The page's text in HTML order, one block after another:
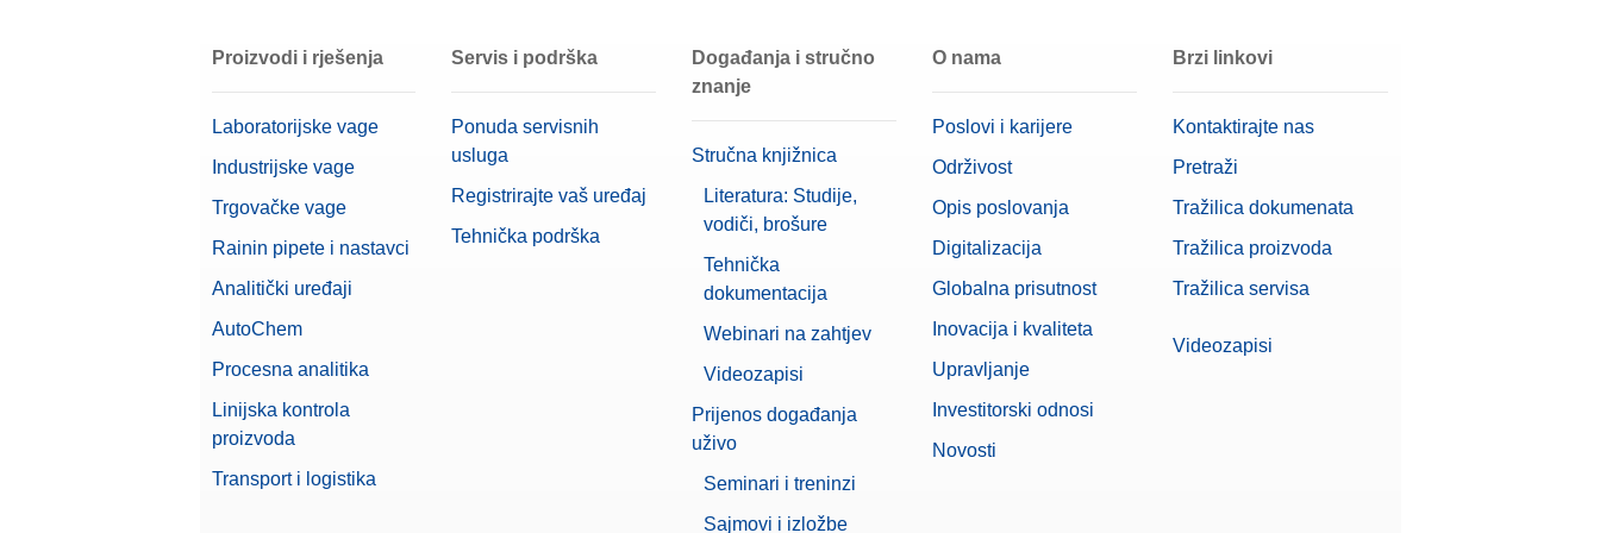
Dimenzije mjerne plohe (ŠxD) 203 mm x 170 mm
Vrsta vage Tehnička vaga
Veličina Terminala 7 inča
Preporučeno za kontrolu kvalitete hrane
4 100 g
Preporučeno za biofarmaceutske primjene
Veličina vage (dubina) 411 mm
Proizvodi i rješenja
Laboratorijske vage
Industrijske vage
Trgovačke vage
Rainin pipete i nastavci
Analitički uređaji
AutoChem
Procesna analitika
Linijska kontrola
proizvoda
Transport i logistika
Servis i podrška
Ponuda servisnih
usluga
Registrirajte vaš uređaj
Tehnička podrška
Događanja i stručno
znanje
Stručna knjižnica
Literatura: Studije,
vodiči, brošure
Tehnička
dokumentacija
Webinari na zahtjev
Videozapisi
Prijenos događanja
uživo
Seminari i treninzi
Sajmovi i izložbe
O nama
Poslovi i karijere
Održivost
Opis poslovanja
Digitalizacija
Globalna prisutnost
Inovacija i kvaliteta
Upravljanje
Investitorski odnosi
Novosti
Brzi linkovi
Kontaktirajte nas
Pretraži
Tražilica dokumenata
Tražilica proizvoda
Tražilica servisa
Videozapisi